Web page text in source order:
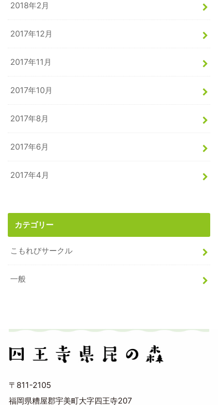
2018年2月
2017年12月
2017年11月
2017年10月
2017年8月
2017年6月
2017年4月
カテゴリー
こもれびサークル
一般
〒811-2105
福岡県糟屋郡宇美町大字四王寺207